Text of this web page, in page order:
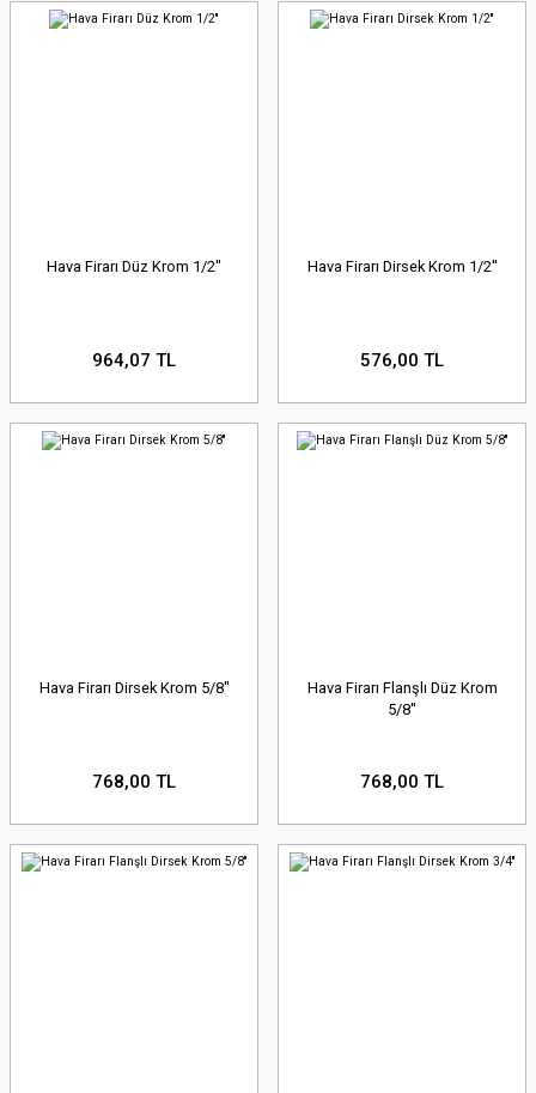
Hava Firarı Düz Krom 1/2''
964,07 TL
Hava Firarı Dirsek Krom 1/2''
576,00 TL
Hava Firarı Dirsek Krom 5/8''
768,00 TL
Hava Firarı Flanşlı Düz Krom
5/8''
768,00 TL